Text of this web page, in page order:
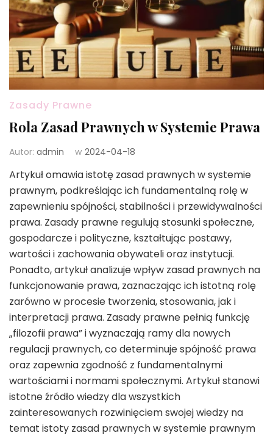
Zasady Prawne
Rola Zasad Prawnych w Systemie Prawa
Autor: admin w 2024-04-18
Artykuł omawia istotę zasad prawnych w systemie
prawnym, podkreślając ich fundamentalną rolę w
zapewnieniu spójności, stabilności i przewidywalności
prawa. Zasady prawne regulują stosunki społeczne,
gospodarcze i polityczne, kształtując postawy,
wartości i zachowania obywateli oraz instytucji.
Ponadto, artykuł analizuje wpływ zasad prawnych na
funkcjonowanie prawa, zaznaczając ich istotną rolę
zarówno w procesie tworzenia, stosowania, jak i
interpretacji prawa. Zasady prawne pełnią funkcję
„filozofii prawa” i wyznaczają ramy dla nowych
regulacji prawnych, co determinuje spójność prawa
oraz zapewnia zgodność z fundamentalnymi
wartościami i normami społecznymi. Artykuł stanowi
istotne źródło wiedzy dla wszystkich
zainteresowanych rozwinięciem swojej wiedzy na
temat istoty zasad prawnych w systemie prawnym